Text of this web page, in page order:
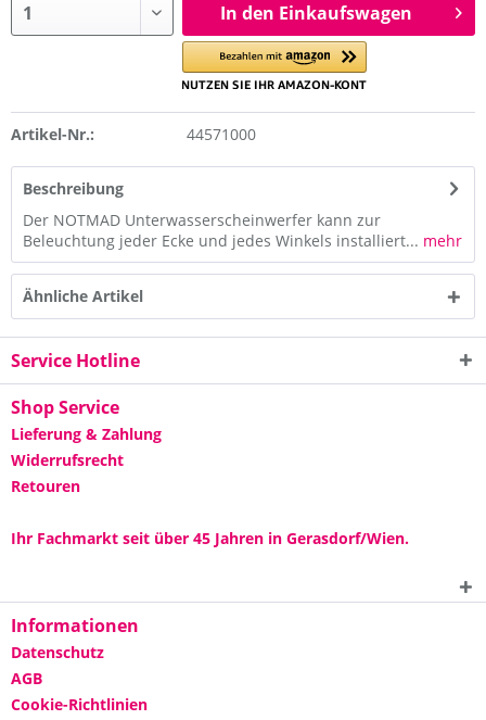
In den Einkaufswagen
Artikel-Nr.: 44571000
Beschreibung
Der NOTMAD Unterwasserscheinwerfer kann zur
Beleuchtung jeder Ecke und jedes Winkels installiert... mehr
Ähnliche Artikel
Service Hotline
Shop Service
Lieferung & Zahlung
Widerrufsrecht
Retouren
Ihr Fachmarkt seit über 45 Jahren in Gerasdorf/Wien.
Informationen
Datenschutz
AGB
Cookie-Richtlinien